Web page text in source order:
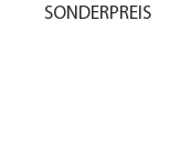
SONDERPREIS